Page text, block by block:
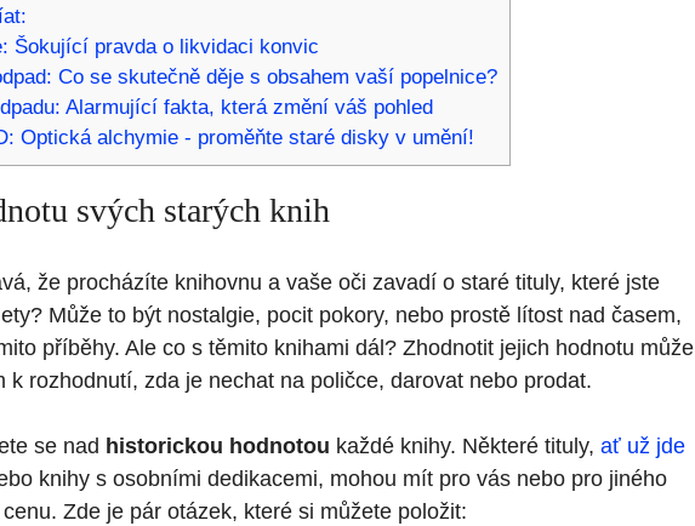
Šokující pravda o likvidaci konvic
Co se skutečně děje s obsahem vaší popelnice?
Alarmující fakta, která změní váš pohled
Optická alchymie - proměňte staré disky v umění!
svých starých knih
že procházíte knihovnu a vaše oči zavadí o staré tituly, které jste
Může to být nostalgie, pocit pokory, nebo prostě lítost nad časem,
příběhy. Ale co s těmito knihami dál? Zhodnotit jejich hodnotu může
k rozhodnutí, zda je nechat na poličce, darovat nebo prodat.
se nad historickou hodnotou každé knihy. Některé tituly, ať už jde
knihy s osobními dedikacemi, mohou mít pro vás nebo pro jiného
Zde je pár otázek, které si můžete položit: